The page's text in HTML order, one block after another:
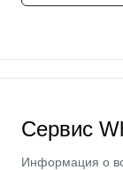
Сервис
Информация о